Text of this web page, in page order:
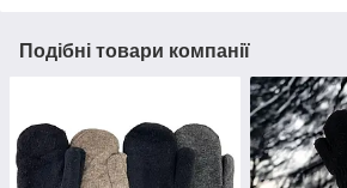
Подібні товари компанії